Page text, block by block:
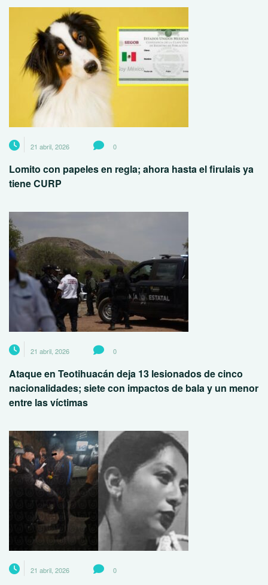
21 abril, 2026 0
Lomito con papeles en regla; ahora hasta el firulais ya
tiene CURP
21 abril, 2026 0
Ataque en Teotihuacán deja 13 lesionados de cinco
nacionalidades; siete con impactos de bala y un menor
entre las víctimas
21 abril, 2026 0